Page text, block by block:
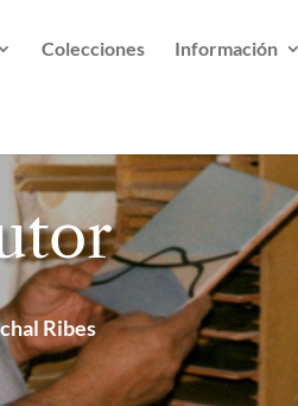
Colecciones Información
Ribes